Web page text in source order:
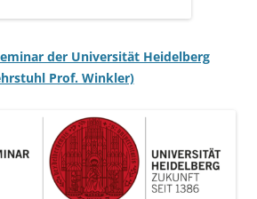
der Universität Heidelberg
Prof. Winkler)